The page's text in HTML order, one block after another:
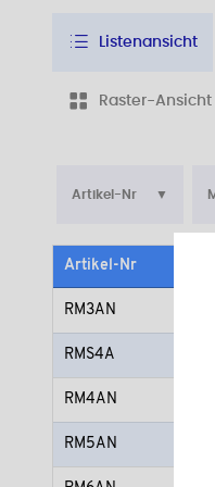
Listenansicht
Raster-Ansicht
Artikel-Nr
Artikel-Nr
RM3AN
RMS4A
RM4AN
RM5AN